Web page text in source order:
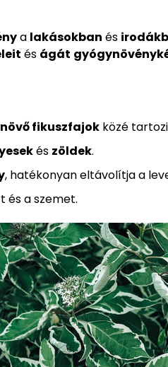
a lakásokban és
és ágát
fikuszfajok közé
és zöldek.
, hatékonyan eltávolítja a
és a szemet.